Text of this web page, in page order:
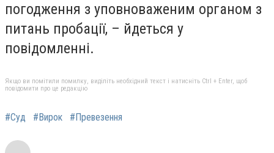
погодження з уповноваженим органом з
питань пробації, – йдеться у
повідомленні.
Якщо ви помітили помилку, виділіть необхідний текст і натисніть Ctrl + Enter, щоб
повідомити про це редакцію
#Суд #Вирок #Превезення